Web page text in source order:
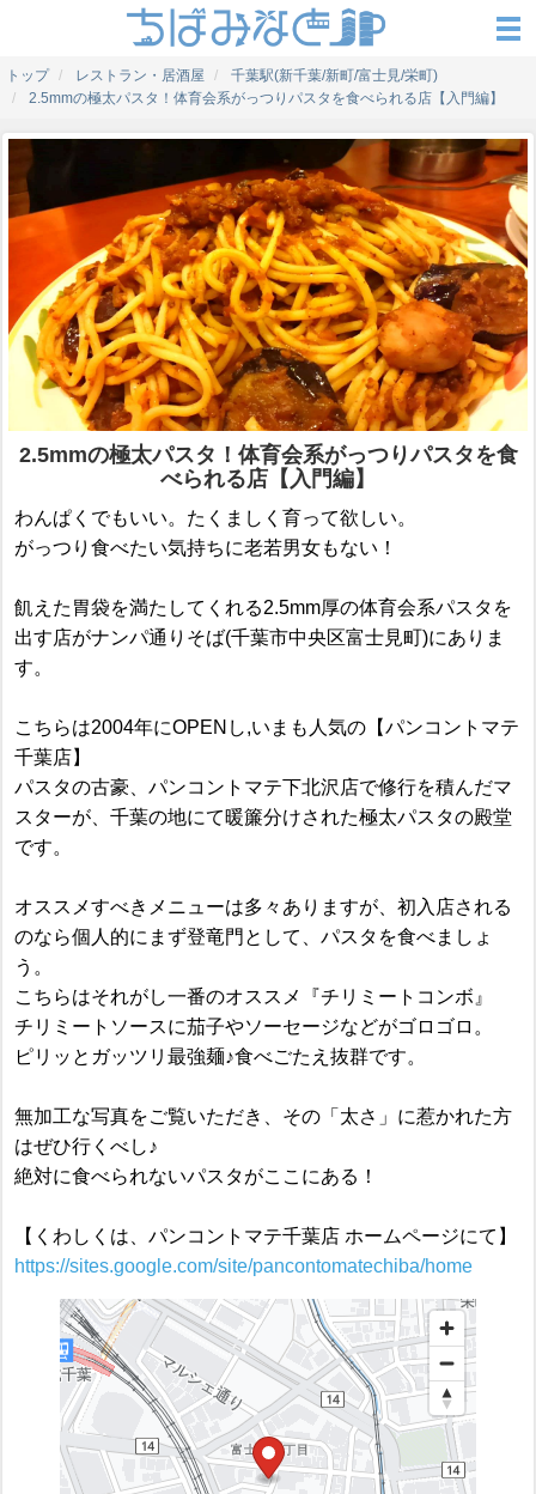
トップ レストラン・居酒屋
千葉駅(新千葉/新町/富士見/栄町)
2.5mmの極太パスタ！体育会系がっつりパスタを食べられる店【入門編】
2.5mmの極太パスタ！体育会系がっつりパスタを食
べられる店【入門編】
わんぱくでもいい。たくましく育って欲しい。
がっつり食べたい気持ちに老若男女もない！
飢えた胃袋を満たしてくれる2.5mm厚の体育会系パスタを
出す店がナンパ通りそば(千葉市中央区富士見町)にありま
す。
こちらは2004年にOPENし,いまも人気の【パンコントマテ
千葉店】
パスタの古豪、パンコントマテ下北沢店で修行を積んだマ
スターが、千葉の地にて暖簾分けされた極太パスタの殿堂
です。
オススメすべきメニューは多々ありますが、初入店される
のなら個人的にまず登竜門として、パスタを食べましょ
う。
こちらはそれがし一番のオススメ『チリミートコンボ』
チリミートソースに茄子やソーセージなどがゴロゴロ。
ピリッとガッツリ最強麺♪食べごたえ抜群です。
無加工な写真をご覧いただき、その「太さ」に惹かれた方
はぜひ行くべし♪
絶対に食べられないパスタがここにある！
【くわしくは、パンコントマテ千葉店 ホームページにて】
https://sites.google.com/site/pancontomatechiba/home